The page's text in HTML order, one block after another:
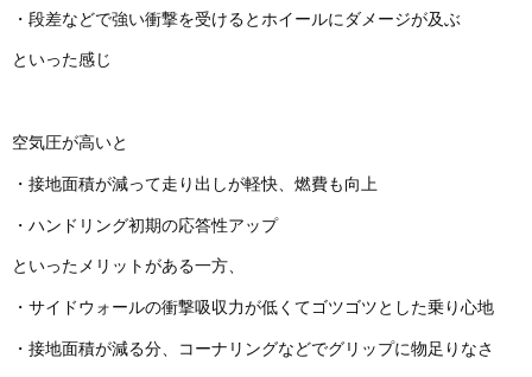
・段差などで強い衝撃を受けるとホイールにダメージが及ぶ
といった感じ
空気圧が高いと
・接地面積が減って走り出しが軽快、燃費も向上
・ハンドリング初期の応答性アップ
といったメリットがある一方、
・サイドウォールの衝撃吸収力が低くてゴツゴツとした乗り心地
・接地面積が減る分、コーナリングなどでグリップに物足りなさ